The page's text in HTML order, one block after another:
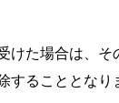
けた場合は、
ることとなり